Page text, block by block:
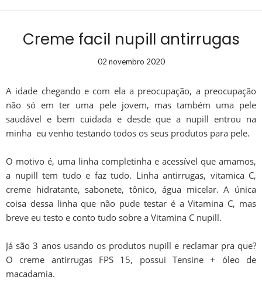
Creme facil nupill antirrugas
02 novembro 2020
A idade chegando e com ela a preocupação, a preocupação
não só em ter uma pele jovem, mas também uma pele
saudável e bem cuidada e desde que a nupill entrou na
minha eu venho testando todos os seus produtos para pele.
O motivo é, uma linha completinha e acessível que amamos,
a nupill tem tudo e faz tudo. Linha antirrugas, vitamica C,
creme hidratante, sabonete, tônico, água micelar. A única
coisa dessa linha que não pude testar é a Vitamina C, mas
breve eu testo e conto tudo sobre a Vitamina C nupill.
Já são 3 anos usando os produtos nupill e reclamar pra que?
O creme antirrugas FPS 15, possui Tensine + óleo de
macadamia.